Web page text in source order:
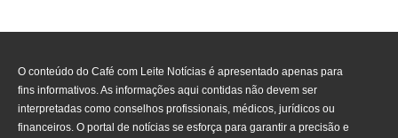
O conteúdo do Café com Leite Notícias é apresentado apenas para
fins informativos. As informações aqui contidas não devem ser
interpretadas como conselhos profissionais, médicos, jurídicos ou
financeiros. O portal de notícias se esforça para garantir a precisão e